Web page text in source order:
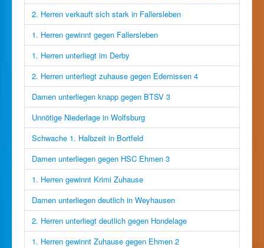
2. Herren verkauft sich stark in Fallersleben
1. Herren gewinnt gegen Fallersleben
1. Herren unterliegt im Derby
2. Herren unterliegt zuhause gegen Edemissen 4
Damen unterliegen knapp gegen BTSV 3
Unnötige Niederlage in Wolfsburg
Schwache 1. Halbzeit in Bortfeld
Damen unterliegen gegen HSC Ehmen 3
1. Herren gewinnt Krimi Zuhause
Damen unterliegen deutlich in Weyhausen
2. Herren unterliegt deutlich gegen Hondelage
1. Herren gewinnt Zuhause gegen Ehmen 2